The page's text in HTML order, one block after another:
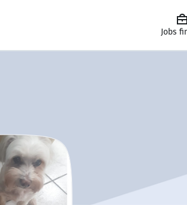
Jobs